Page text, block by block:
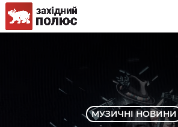
МУЗИЧНІ НОВИНИ